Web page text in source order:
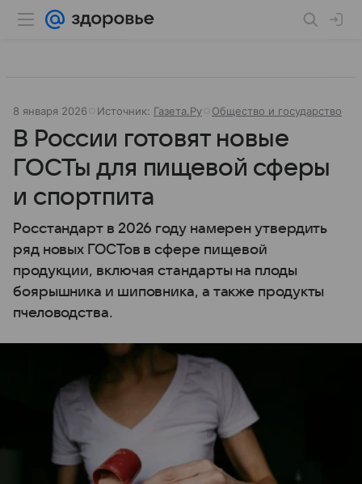
8 января 2026 Источник: Газета.Ру Общество и государство
В России готовят новые
ГОСТы для пищевой сферы
и спортпита
Росстандарт в 2026 году намерен утвердить
ряд новых ГОСТов в сфере пищевой
продукции, включая стандарты на плоды
боярышника и шиповника, а также продукты
пчеловодства.